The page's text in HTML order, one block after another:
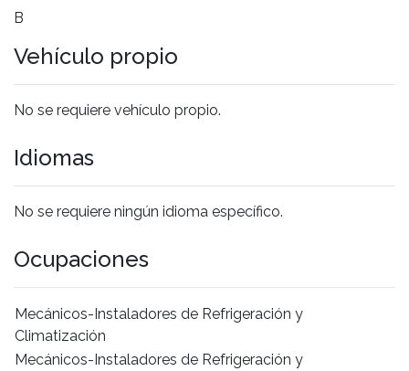
B
Vehículo propio
No se requiere vehículo propio.
Idiomas
No se requiere ningún idioma específico.
Ocupaciones
Mecánicos-Instaladores de Refrigeración y
Climatización
Mecánicos-Instaladores de Refrigeración y